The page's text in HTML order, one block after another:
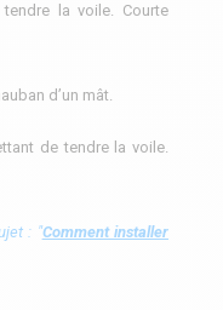
la voile. Courte
d’un mât.
de tendre la voile.
: "Comment installer